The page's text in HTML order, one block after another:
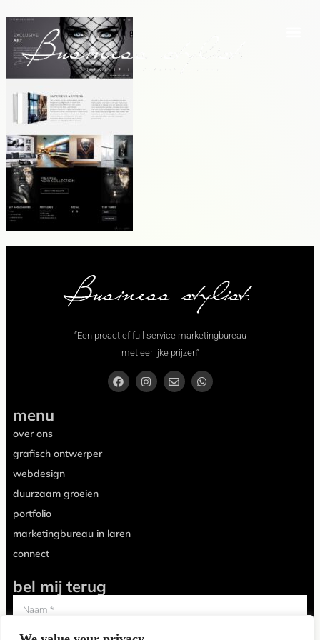
“Een proactief full service marketingbureau
met eerlijke prijzen”
menu
over ons
grafisch ontwerper
webdesign
duurzaam groeien
portfolio
marketingbureau in laren
connect
bel mij terug